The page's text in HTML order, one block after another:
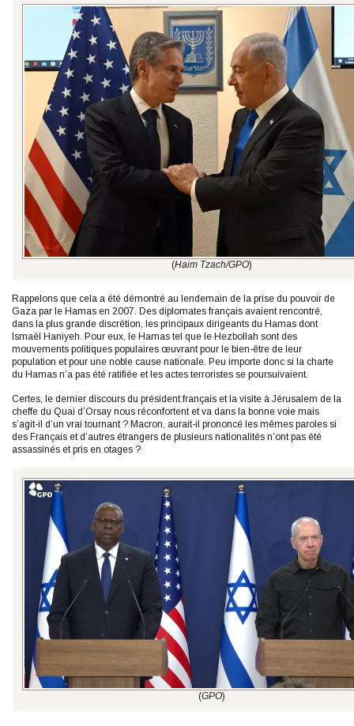
(Haim Tzach/GPO)
Rappelons que cela a été démontré au lendemain de la prise du pouvoir de
Gaza par le Hamas en 2007. Des diplomates français avaient rencontré,
dans la plus grande discrétion, les principaux dirigeants du Hamas dont
Ismaël Haniyeh. Pour eux, le Hamas tel que le Hezbollah sont des
mouvements politiques populaires œuvrant pour le bien-être de leur
population et pour une noble cause nationale. Peu importe donc si la charte
du Hamas n’a pas été ratifiée et les actes terroristes se poursuivaient.
Certes, le dernier discours du président français et la visite à Jérusalem de la
cheffe du Quai d’Orsay nous réconfortent et va dans la bonne voie mais
s’agit-il d’un vrai tournant ? Macron, aurait-il prononcé les mêmes paroles si
des Français et d’autres étrangers de plusieurs nationalités n’ont pas été
assassinés et pris en otages ?
(GPO)